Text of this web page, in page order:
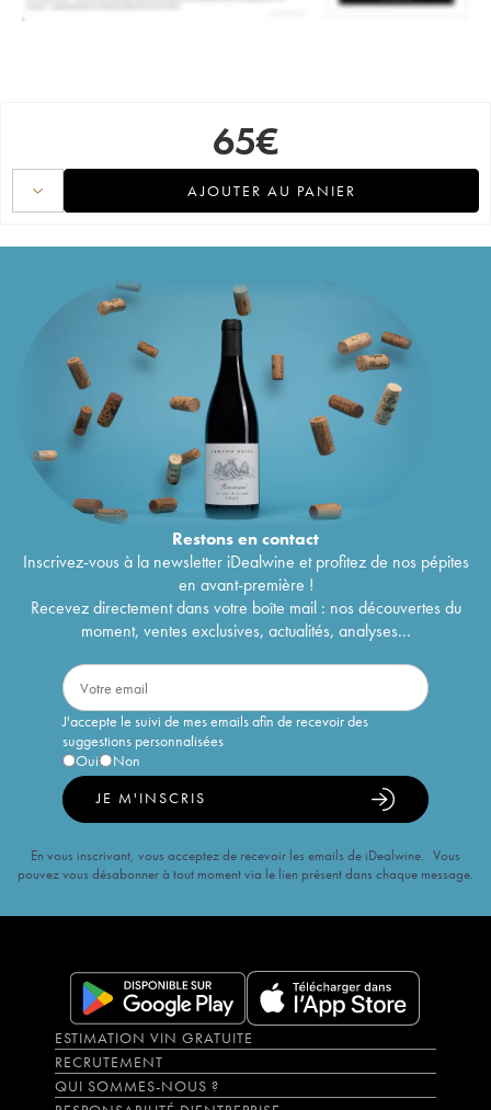
65€
AJOUTER AU PANIER
Restons encontact
Inscrivez-vous à la newsletter iDealwine et profitez de nos pépites
en avant-première !
Recevez directement dans votre boîte mail : nos découvertes du
moment, ventes exclusives, actualités, analyses...
J'accepte le suivi de mes emails afin de recevoir des
suggestions personnalisées
Oui
Non
JE M'INSCRIS
En vous inscrivant, vous acceptez de recevoir les emails de iDealwine. Vous
pouvez vous désabonner à tout moment via le lien présent dans chaque message.
ESTIMATION VIN GRATUITE
RECRUTEMENT
QUI SOMMES-NOUS ?